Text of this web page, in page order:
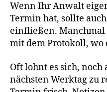
Wenn Ihr Anwalt
Termin hat, sollte
einfließen. Manchmal
mit dem Protokoll,
Oft lohnt es sich, noch
nächsten Werktag zu